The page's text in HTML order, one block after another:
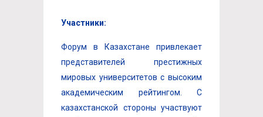
Участники:
Форум в Казахстане привлекает
представителей престижных
мировых университетов с высоким
академическим рейтингом. С
казахстанской стороны участвуют